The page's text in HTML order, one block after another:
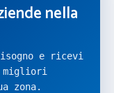
nella
e ricevi
zona.